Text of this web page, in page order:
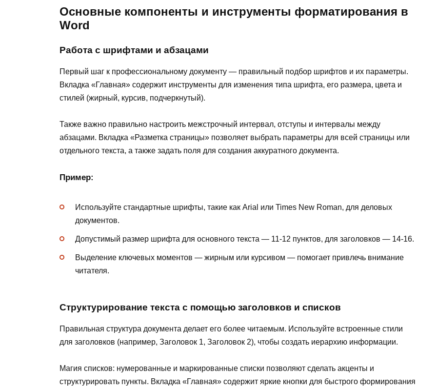
Основные компоненты и инструменты форматирования в
Word
Работа с шрифтами и абзацами
Первый шаг к профессиональному документу — правильный подбор шрифтов и их параметры.
Вкладка «Главная» содержит инструменты для изменения типа шрифта, его размера, цвета и
стилей (жирный, курсив, подчеркнутый).
Также важно правильно настроить межстрочный интервал, отступы и интервалы между
абзацами. Вкладка «Разметка страницы» позволяет выбрать параметры для всей страницы или
отдельного текста, а также задать поля для создания аккуратного документа.
Пример:
Используйте стандартные шрифты, такие как Arial или Times New Roman, для деловых
документов.
Допустимый размер шрифта для основного текста — 11-12 пунктов, для заголовков — 14-16.
Выделение ключевых моментов — жирным или курсивом — помогает привлечь внимание
читателя.
Структурирование текста с помощью заголовков и списков
Правильная структура документа делает его более читаемым. Используйте встроенные стили
для заголовков (например, Заголовок 1, Заголовок 2), чтобы создать иерархию информации.
Магия списков: нумерованные и маркированные списки позволяют сделать акценты и
структурировать пункты. Вкладка «Главная» содержит яркие кнопки для быстрого формирования